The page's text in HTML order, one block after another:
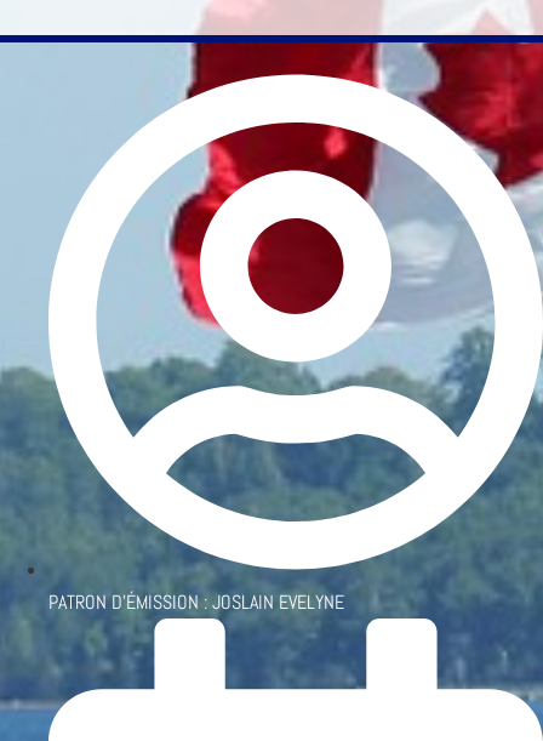
PATRON D'ÉMISSION :JOSLAIN EVELYNE